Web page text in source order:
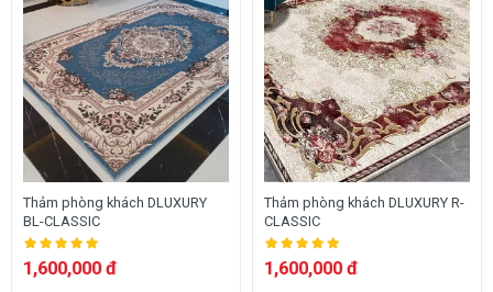
Thảm phòng khách DLUXURY
BL-CLASSIC
1,600,000 đ
Thảm phòng khách DLUXURY R-
CLASSIC
1,600,000 đ